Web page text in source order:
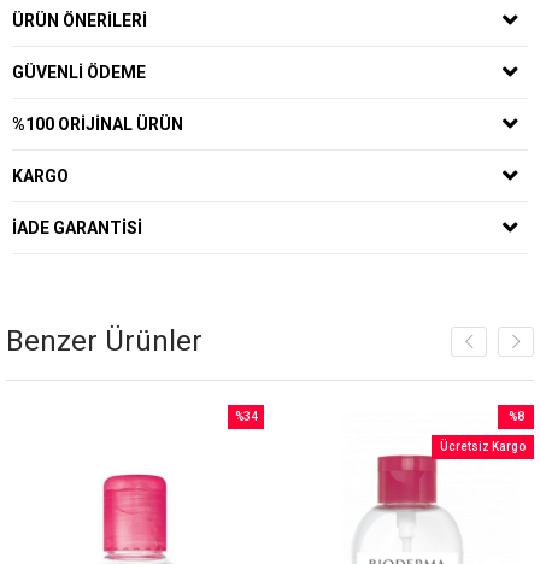
ÜRÜN ÖNERILERI
GÜVENLI ÖDEME
%100 ORIJINAL ÜRÜN
KARGO
İADE GARANTISI
Benzer Ürünler
%34
%8
İndirim
Ücretsiz Kargo